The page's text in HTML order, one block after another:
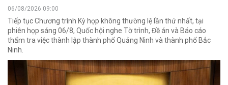
06/08/2026 09:00
Tiếp tục Chương trình Kỳ họp không thường lệ lần thứ nhất, tại
phiên họp sáng 06/8, Quốc hội nghe Tờ trình, Đề án và Báo cáo
thẩm tra việc thành lập thành phố Quảng Ninh và thành phố Bắc
Ninh.